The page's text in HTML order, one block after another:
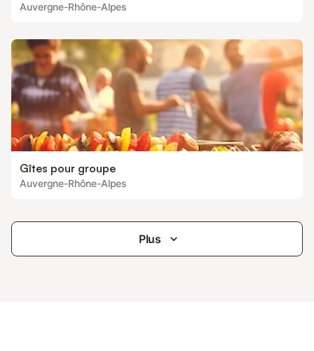
Auvergne-Rhône-Alpes
Gîtes pour groupe
Auvergne-Rhône-Alpes
Plus